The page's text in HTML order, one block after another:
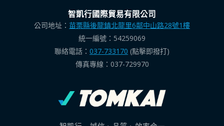
智凱行國際貿易有限公司
公司地址： 苗栗縣後龍鎮北龍里6鄰中山路28號1樓
統一編號：54259069
聯絡電話： 037-733170 (點擊即撥打)
傳真專線：037-729970